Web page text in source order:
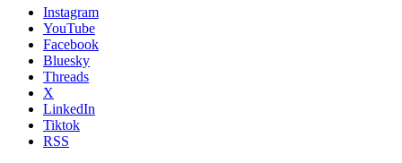
Instagram
YouTube
Facebook
Bluesky
Threads
X
LinkedIn
Tiktok
RSS